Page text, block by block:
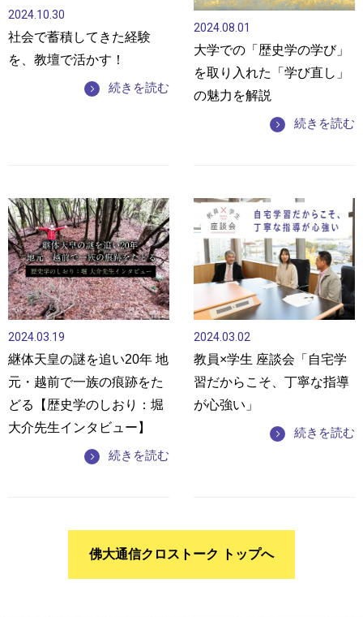
2024.10.30
社会で蓄積してきた経験
を、教壇で活かす！
続きを読む
2024.08.01
大学での「歴史学の学び」
を取り入れた「学び直し」
の魅力を解説
続きを読む
2024.03.19
継体天皇の謎を追い20年 地
元・越前で一族の痕跡をた
どる【歴史学のしおり：堀
大介先生インタビュー】
続きを読む
2024.03.02
教員×学生 座談会「自宅学
習だからこそ、丁寧な指導
が心強い」
続きを読む
佛大通信クロストーク トップへ